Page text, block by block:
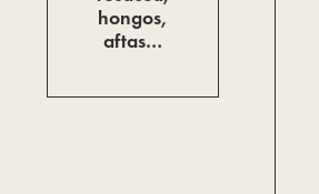
hongos,
aftas…